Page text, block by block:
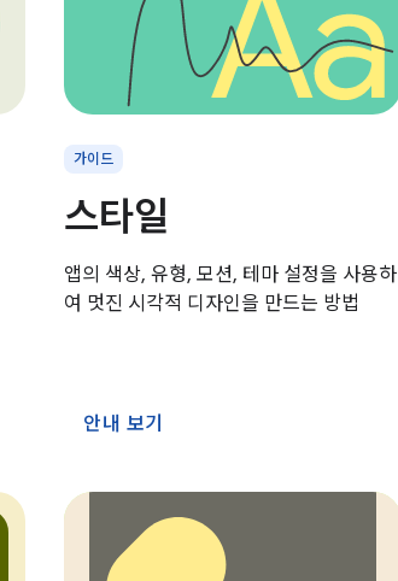
가이드
스타일
앱의 색상, 유형, 모션, 테마 설정을 사용하
여 멋진 시각적 디자인을 만드는 방법
안내 보기